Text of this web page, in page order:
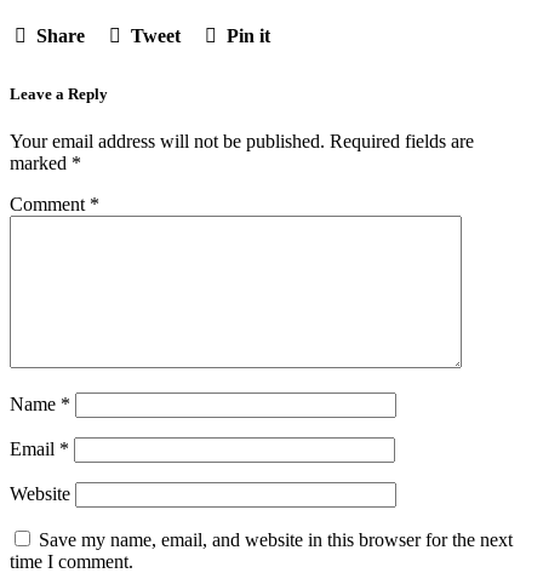
Share Tweet Pin it
Leave a Reply
Your email address will not be published. Required fields are
marked *
Comment *
Name *
Email *
Website
Save my name, email, and website in this browser for the next
time I comment.